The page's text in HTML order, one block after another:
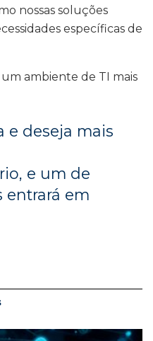
nossas soluções
específicas de
ambiente de TI mais
e deseja mais
e um de
entrará em